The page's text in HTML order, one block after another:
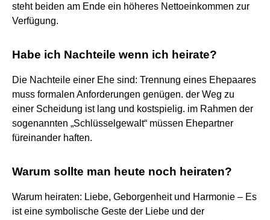
steht beiden am Ende ein höheres Nettoeinkommen zur
Verfügung.
Habe ich Nachteile wenn ich heirate?
Die Nachteile einer Ehe sind: Trennung eines Ehepaares
muss formalen Anforderungen genügen. der Weg zu
einer Scheidung ist lang und kostspielig. im Rahmen der
sogenannten „Schlüsselgewalt“ müssen Ehepartner
füreinander haften.
Warum sollte man heute noch heiraten?
Warum heiraten: Liebe, Geborgenheit und Harmonie – Es
ist eine symbolische Geste der Liebe und der